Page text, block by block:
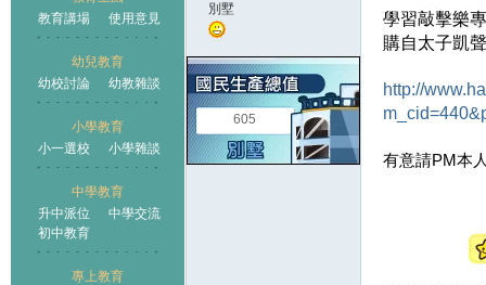
教育講場
使用意見
幼兒教育
幼校討論
幼教雜談
小學教育
小一選校
小學雜談
中學教育
升中派位
中學交流
初中教育
專上教育
王國
別墅
605
學習敲擊樂
購自太子凱
http://
有意請PM本